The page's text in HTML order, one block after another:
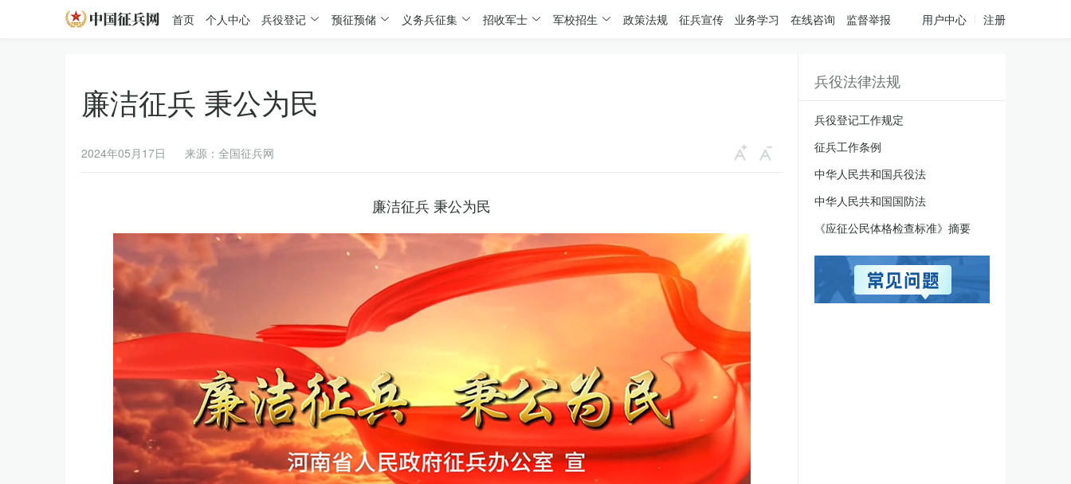
首页 个人中心 兵役登记 预征预储 义务兵征集 招收军士 军校招生 政策法规 征兵宣传 业务学习 在线咨询 监督举报 用户中心 注册
廉洁征兵 秉公为民
2024年05月17日 来源：全国征兵网
廉洁征兵 秉公为民
兵役法律法规
兵役登记工作规定
征兵工作条例
中华人民共和国兵役法
中华人民共和国国防法
《应征公民体格检查标准》摘要